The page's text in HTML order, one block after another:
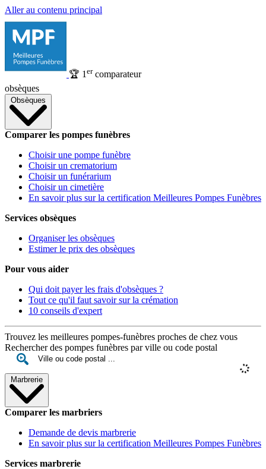
Aller au contenu principal
🏆 1 ercomparateur
obsèques
Obsèques
Comparer les pompes funèbres
Choisir une pompe funèbre
Choisir un crematorium
Choisir un funérarium
Choisir un cimetière
En savoir plus sur la certification Meilleures Pompes Funèbres
Services obsèques
Organiser les obsèques
Estimer le prix des obsèques
Pour vous aider
Qui doit payer les frais d'obsèques ?
Tout ce qu'il faut savoir sur la crémation
10 conseils d'expert
Trouvez les meilleures pompes-funèbres proches de chez vous
Rechercher des pompes funèbres par ville ou code postal
Marbrerie
Comparer les marbriers
Demande de devis marbrerie
En savoir plus sur la certification Meilleures Pompes Funèbres
Services marbrerie